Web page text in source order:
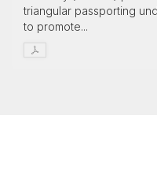
triangular passporting
to promote...